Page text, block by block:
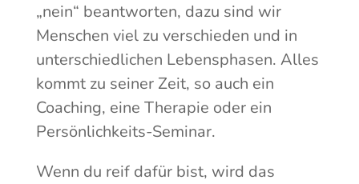
„nein“ beantworten, dazu sind wir
Menschen viel zu verschieden und in
unterschiedlichen Lebensphasen. Alles
kommt zu seiner Zeit, so auch ein
Coaching, eine Therapie oder ein
Persönlichkeits-Seminar.
Wenn du reif dafür bist, wird das